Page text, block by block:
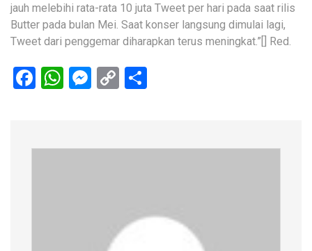
jauh melebihi rata-rata 10 juta Tweet per hari pada saat rilis
Butter pada bulan Mei. Saat konser langsung dimulai lagi,
Tweet dari penggemar diharapkan terus meningkat.”[] Red.
Facebook
WhatsApp
Messenger
Copy